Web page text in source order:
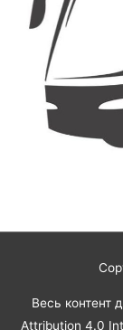
Весь контент
Attribution 4.0